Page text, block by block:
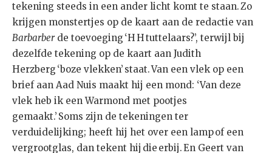
tekening steeds in een ander licht komt te staan. Zo
krijgen monstertjes op de kaart aan de redactie van
Barbarberde toevoeging ‘H H tuttelaars?’, terwijl bij
dezelfde tekening op de kaart aan Judith
Herzberg ‘boze vlekken’ staat. Van een vlek op een
brief aan Aad Nuis maakt hij een mond: ‘Van deze
vlek heb ik een Warmond met pootjes
gemaakt.’ Soms zijn de tekeningen ter
verduidelijking; heeft hij het over een lamp of een
vergrootglas, dan tekent hij die erbij. En Geert van